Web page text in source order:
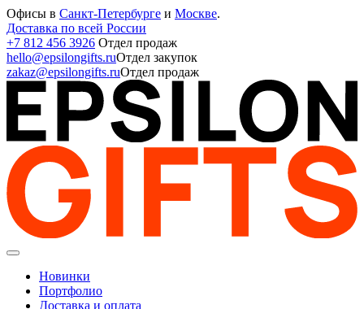
Офисы в Санкт-Петербурге и Москве.
Доставка по всей России
+7 812 456 3926 Отдел продаж
hello@epsilongifts.ruОтдел закупок
zakaz@epsilongifts.ruОтдел продаж
Новинки
Портфолио
Доставка и оплата